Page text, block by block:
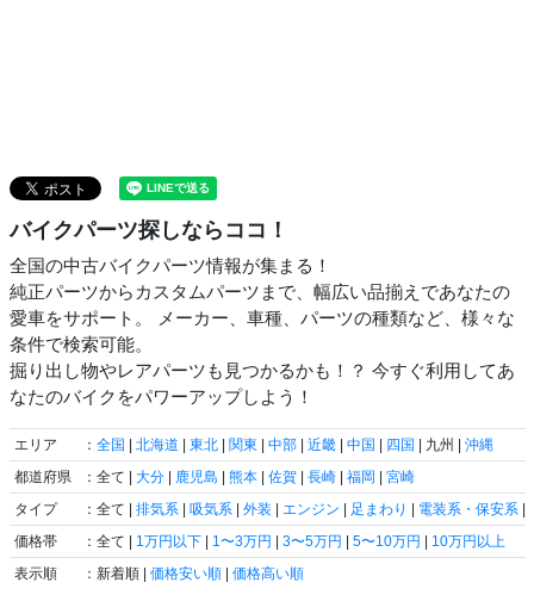
バイクパーツ探しならココ！
全国の中古バイクパーツ情報が集まる！
純正パーツからカスタムパーツまで、幅広い品揃えであなたの
愛車をサポート。 メーカー、車種、パーツの種類など、様々な
条件で検索可能。
掘り出し物やレアパーツも見つかるかも！？ 今すぐ利用してあ
なたのバイクをパワーアップしよう！
エリア ： 全国 | 北海道 | 東北 | 関東 | 中部 | 近畿 | 中国 | 四国 | 九州 | 沖縄
都道府県
：全て | 大分 | 鹿児島 | 熊本 | 佐賀 | 長崎 | 福岡 | 宮崎
タイプ
：全て | 排気系 | 吸気系 | 外装 | エンジン | 足まわり | 電装系・保安系 |
価格帯
：全て | 1万円以下 | 1〜3万円 | 3〜5万円 | 5〜10万円 | 10万円以上
表示順
：新着順 | 価格安い順 | 価格高い順